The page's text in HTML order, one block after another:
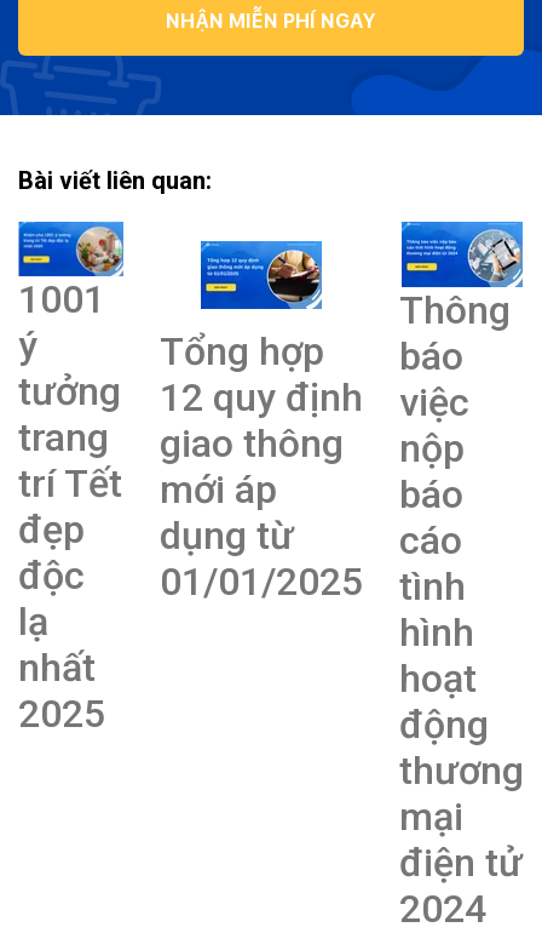
NHẬN MIỄN PHÍ NGAY
Bài viết liên quan:
1001
ý
tưởng
trang
trí Tết
đẹp
độc
lạ
nhất
2025
Tổng hợp
12 quy định
giao thông
mới áp
dụng từ
01/01/2025
Thông
báo
việc
nộp
báo
cáo
tình
hình
hoạt
động
thương
mại
điện tử
2024